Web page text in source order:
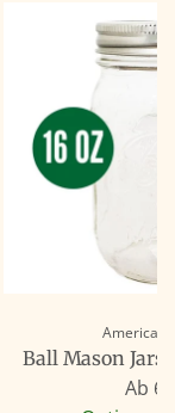
American
Ball Mason
Ab